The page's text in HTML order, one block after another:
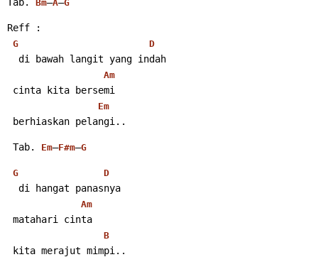
Bm A G
Reff :
G D
  di bawah langit yang indah
Am
cinta kita bersemi
Em
berhiaskan pelangi..
Tab. Em–F#m–G
G D
  di hangat panasnya
Am
matahari cinta
B
kita merajut mimpi..